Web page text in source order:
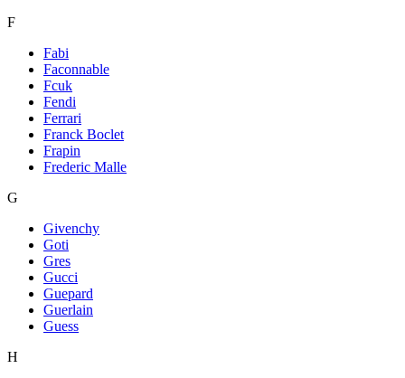
F
Fabi
Faconnable
Fcuk
Fendi
Ferrari
Franck Boclet
Frapin
Frederic Malle
G
Givenchy
Goti
Gres
Gucci
Guepard
Guerlain
Guess
H